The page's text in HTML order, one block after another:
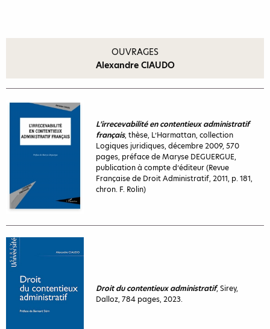
OUVRAGES
Alexandre CIAUDO
L’irrecevabilité en contentieux administratif
français, thèse, L’Harmattan, collection
Logiques juridiques, décembre 2009, 570
pages, préface de Maryse DEGUERGUE,
publication à compte d’éditeur (Revue
Française de Droit Administratif, 2011, p. 181,
chron. F. Rolin)
Droit du contentieux administratif, Sirey,
Dalloz, 784 pages, 2023.